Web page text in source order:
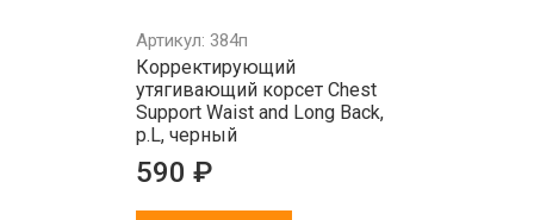
Артикул: 384п
Корректирующий
утягивающий корсет Chest
Support Waist and Long Back,
р.L, черный
590 ₽